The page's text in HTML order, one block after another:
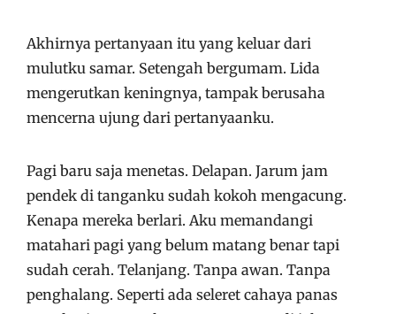
Akhirnya pertanyaan itu yang keluar dari
mulutku samar. Setengah bergumam. Lida
mengerutkan keningnya, tampak berusaha
mencerna ujung dari pertanyaanku.
Pagi baru saja menetas. Delapan. Jarum jam
pendek di tanganku sudah kokoh mengacung.
Kenapa mereka berlari. Aku memandangi
matahari pagi yang belum matang benar tapi
sudah cerah. Telanjang. Tanpa awan. Tanpa
penghalang. Seperti ada seleret cahaya panas